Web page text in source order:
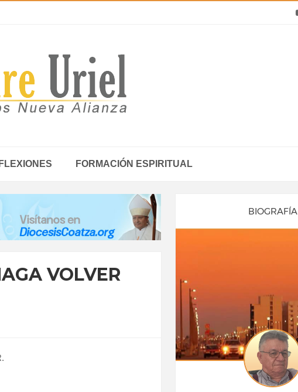
FORMACIÓN ESPIRITUAL
VOLVER
BIOGRAFÍA